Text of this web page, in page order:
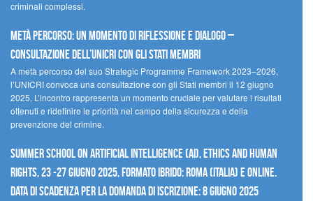
criminali complessi.
Metà percorso: un momento di riflessione e dialogo –
Consultazione dell’UNICRI con gli Stati membri
A metà percorso del suo Strategic Programme Framework 2023–2026,
l’UNICRI convoca una consultazione con gli Stati membri il 12 giugno
2025. L’incontro rappresenta un momento cruciale per valutare i risultati
ottenuti e ridefinire le priorità nel campo della sicurezza e della
prevenzione del crimine.
Summer School on Artificial Intelligence (AI), Ethics and Human
Rights, 23 -27 giugno 2025, Formato Ibrido: Roma (Italia) e online.
Data di scadenza per la domanda di iscrizione: 8 giugno 2025